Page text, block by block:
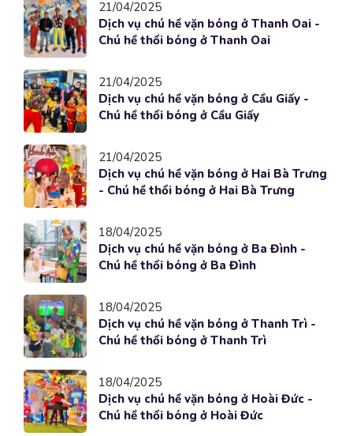
21/04/2025
Dịch vụ chú hề vặn bóng ở Thanh Oai -
Chú hề thổi bóng ở Thanh Oai
21/04/2025
Dịch vụ chú hề vặn bóng ở Cầu Giấy -
Chú hề thổi bóng ở Cầu Giấy
21/04/2025
Dịch vụ chú hề vặn bóng ở Hai Bà Trưng
- Chú hề thổi bóng ở Hai Bà Trưng
18/04/2025
Dịch vụ chú hề vặn bóng ở Ba Đình -
Chú hề thổi bóng ở Ba Đình
18/04/2025
Dịch vụ chú hề vặn bóng ở Thanh Trì -
Chú hề thổi bóng ở Thanh Trì
18/04/2025
Dịch vụ chú hề vặn bóng ở Hoài Đức -
Chú hề thổi bóng ở Hoài Đức